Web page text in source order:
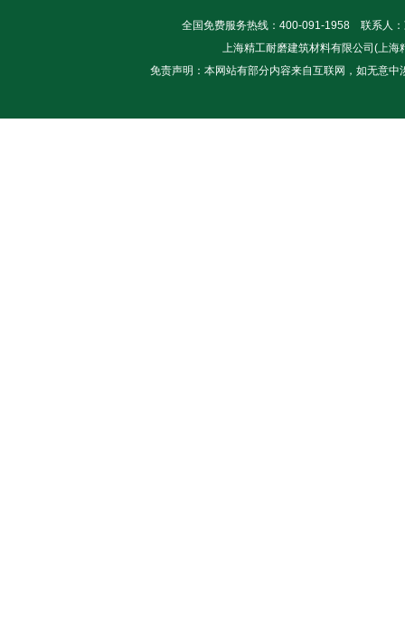
全国免费服务热线：400-091-1958 联系人
上海精工耐磨建筑材料有限公司(上
免责声明：本网站有部分内容来自互联网，如无意